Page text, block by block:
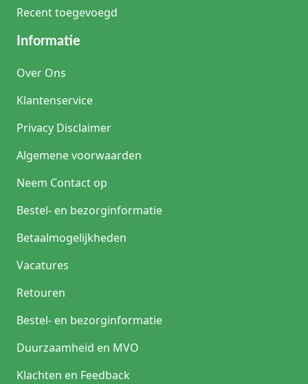
Recent toegevoegd
Informatie
Over Ons
Klantenservice
Privacy Disclaimer
Algemene voorwaarden
Neem Contact op
Bestel- en bezorginformatie
Betaalmogelijkheden
Vacatures
Retouren
Bestel- en bezorginformatie
Duurzaamheid en MVO
Klachten en Feedback